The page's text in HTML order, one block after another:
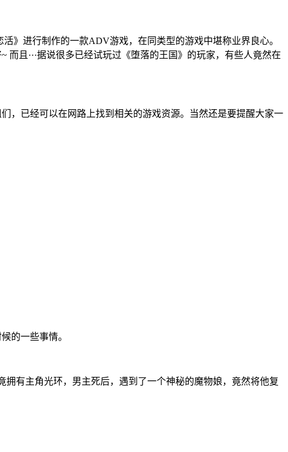
》进行制作的一款ADV游戏，在同类型的游戏中堪称业界良心。
且···据说很多已经试玩过《堕落的王国》的玩家，有些人竟然在
，已经可以在网路上找到相关的游戏资源。当然还是要提醒大家一
的一些事情。
有主角光环，男主死后，遇到了一个神秘的魔物娘，竟然将他复